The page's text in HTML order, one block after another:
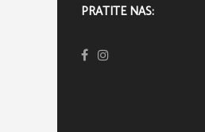
PRATITE NAS: